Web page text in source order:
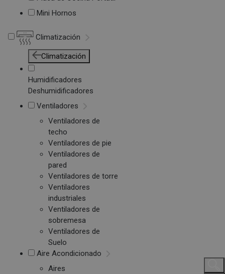
Mini Hornos
Climatización
Climatización
Humidificadores
Deshumidificadores
Ventiladores
Ventiladores de
techo
Ventiladores de pie
Ventiladores de
pared
Ventiladores de torre
Ventiladores
industriales
Ventiladores de
sobremesa
Ventiladores de
Suelo
Aire Acondicionado
Aires